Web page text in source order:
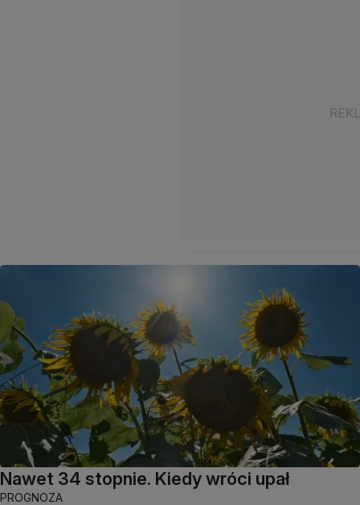
Nawet 34 stopnie. Kiedy wróci upał
PROGNOZA